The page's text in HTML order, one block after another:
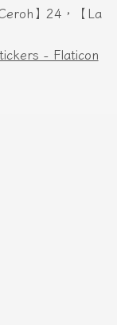
】24，【La
- Flaticon